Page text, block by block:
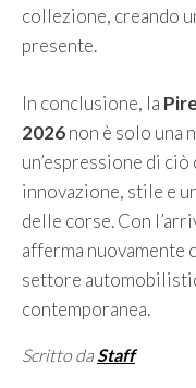
collezione, creando
presente.
In conclusione, la
2026non è solo una
un’espressione di
innovazione, stile e
delle corse. Con
afferma nuovamente
settore
contemporanea.
Scritto da Staff